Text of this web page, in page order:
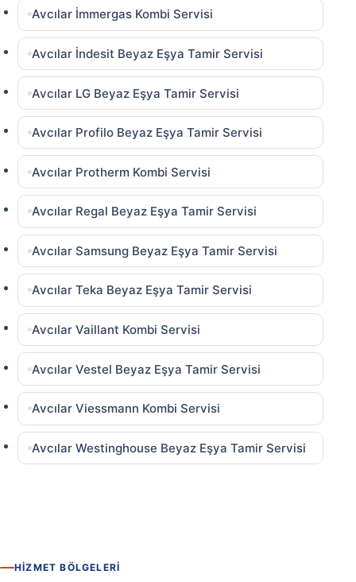
Avcılar İmmergas Kombi Servisi
Avcılar İndesit Beyaz Eşya Tamir Servisi
Avcılar LG Beyaz Eşya Tamir Servisi
Avcılar Profilo Beyaz Eşya Tamir Servisi
Avcılar Protherm Kombi Servisi
Avcılar Regal Beyaz Eşya Tamir Servisi
Avcılar Samsung Beyaz Eşya Tamir Servisi
Avcılar Teka Beyaz Eşya Tamir Servisi
Avcılar Vaillant Kombi Servisi
Avcılar Vestel Beyaz Eşya Tamir Servisi
Avcılar Viessmann Kombi Servisi
Avcılar Westinghouse Beyaz Eşya Tamir Servisi
HIZMET BÖLGELERI